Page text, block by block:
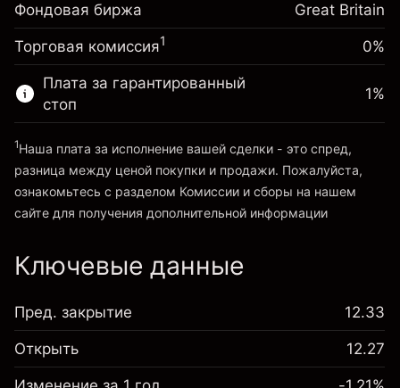
Размер сделки с левереджем ~
£4,000.00
Средства от левереджа ~ $
Перейти на платформу
Корректировка за
овернайт
Сборы рассчитываются от
полной стоимости позиции
-0.000646
%
Размер сделки с левереджем ~
Перейти на платформу
Фондовая биржа Great Britain
Торговая комиссия1 0%
Плата за гарантированный
стоп
«Комиссии и сборы»
1%
1Наша плата за исполнение вашей сделки - это спред,
разница между ценой покупки и продажи. Пожалуйста,
ознакомьтесь с разделом Комиссии и сборы на нашем
сайте для получения дополнительной информации
Ключевые данные
Пред. закрытие 12.33
Открыть 12.27